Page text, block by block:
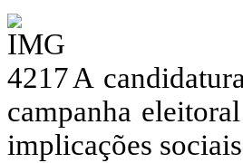
A
campanha
implicações